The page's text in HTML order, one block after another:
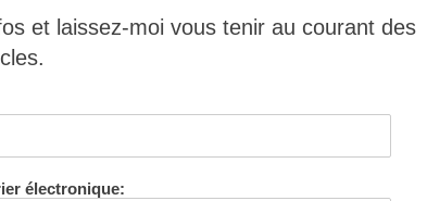
et laissez-moi vous tenir au courant des
électronique: